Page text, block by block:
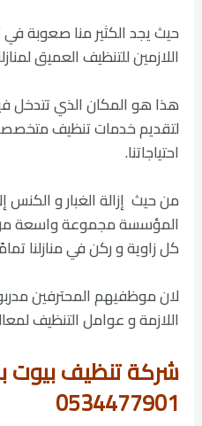
حيث يجد الكثير منا صعوبة
اللازمين للتنظيف العميق
هذا هو المكان الذي
لتقديم خدمات تنظيف
احتياجاتنا.
من حيث إزالة الغبار و الكنس
المؤسسة مجموعة واسعة
كل زاوية و ركن في منازلنا
لان موظفيهم المحترفين
اللازمة و عوامل التنظيف
شركة تنظيف بيوت
0534477901